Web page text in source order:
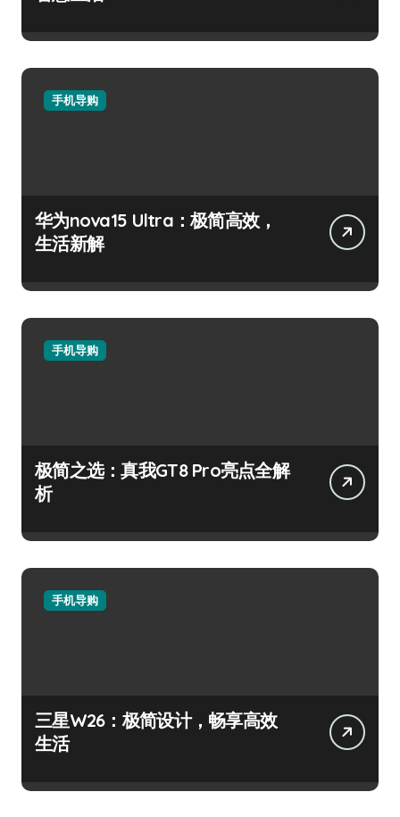
手机导购
华为nova15 Ultra：极简高效，
生活新解
手机导购
极简之选：真我GT8 Pro亮点全解
析
手机导购
三星W26：极简设计，畅享高效
生活